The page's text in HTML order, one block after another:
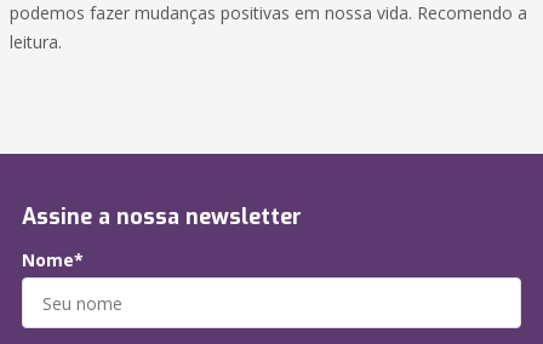
podemos fazer mudanças positivas em nossa vida. Recomendo a
leitura.
Assine a nossa newsletter
Nome*